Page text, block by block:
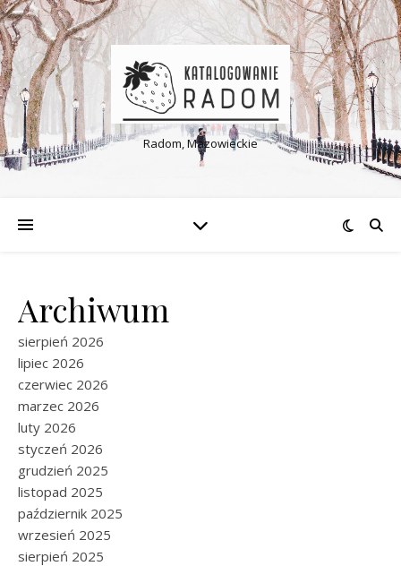
Radom, Mazowieckie
Archiwum
sierpień 2026
lipiec 2026
czerwiec 2026
marzec 2026
luty 2026
styczeń 2026
grudzień 2025
listopad 2025
październik 2025
wrzesień 2025
sierpień 2025